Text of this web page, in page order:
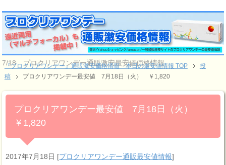
7/18 プロクリアワンデー通販激安最安値価格情報
『プロクリアワンデー』通販激安価格情報 本日の最安値情報 TOP
投
稿
プロクリアワンデー最安値 7月18日（火） ￥1,820
プロクリアワンデー最安値 7月18日（火）
￥1,820
2017年7月18日 [プロクリアワンデー通販最安値情報]